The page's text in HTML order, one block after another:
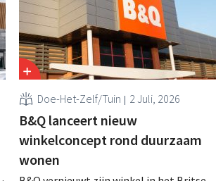
Doe-Het-Zelf/Tuin 2 Juli, 2026
B&Q lanceert nieuw
winkelconcept rond duurzaam
wonen